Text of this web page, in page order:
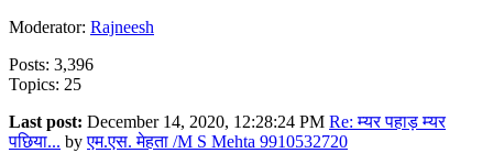
Moderator: Rajneesh
Posts: 3,396
Topics: 25
Last post: December 14, 2020, 12:28:24 PM Re: म्यर पहाड़ म्यर
पछिया... byएम.एस. मेहता /M S Mehta 9910532720